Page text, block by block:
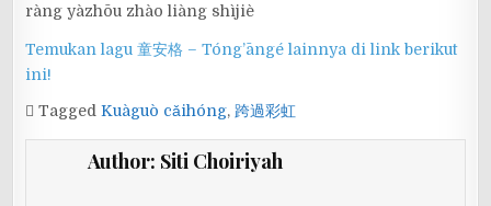
ràng yàzhōu zhào liàng shìjiè
Temukan lagu 童安格 – Tóng’āngé lainnya di link berikut
ini!
TaggedKuàguò cǎihóng,跨過彩虹
Author: Siti Choiriyah